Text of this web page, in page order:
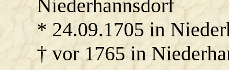
Niederhannsdorf
* 24.09.1705 in
† vor 1765 in